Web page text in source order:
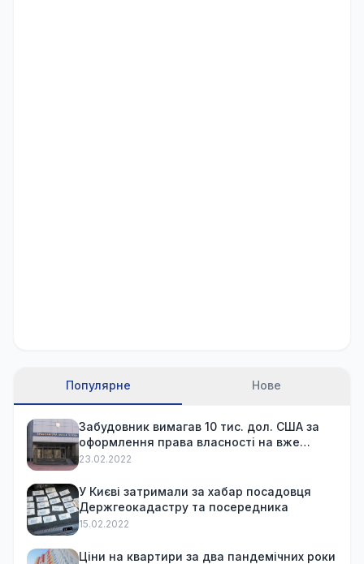
Популярне Нове
Забудовник вимагав 10 тис. дол. США за
оформлення права власності на вже
куплену квартиру
23.02.2022
У Києві затримали за хабар посадовця
Держгеокадастру та посередника
15.02.2022
Ціни на квартири за два пандемічних роки